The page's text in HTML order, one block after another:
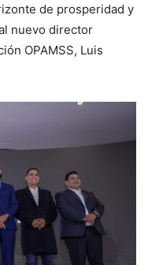
de prosperidad y
nuevo director
OPAMSS, Luis